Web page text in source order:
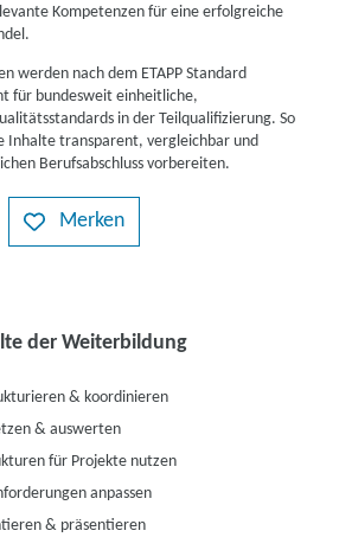
Kompetenzen für eine erfolgreiche
werden nach dem ETAPP Standard
für bundesweit einheitliche,
in der Teilqualifizierung. So
Inhalte transparent, vergleichbar und
Berufsabschluss vorbereiten.
Merken
der Weiterbildung
& koordinieren
& auswerten
für Projekte nutzen
anpassen
& präsentieren